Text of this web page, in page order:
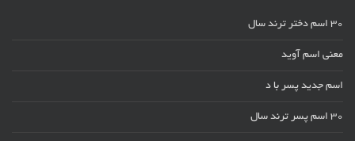
30 اسم دختر ترند سال
معنی اسم آوید
اسم جدید پسر با د
30 اسم پسر ترند سال